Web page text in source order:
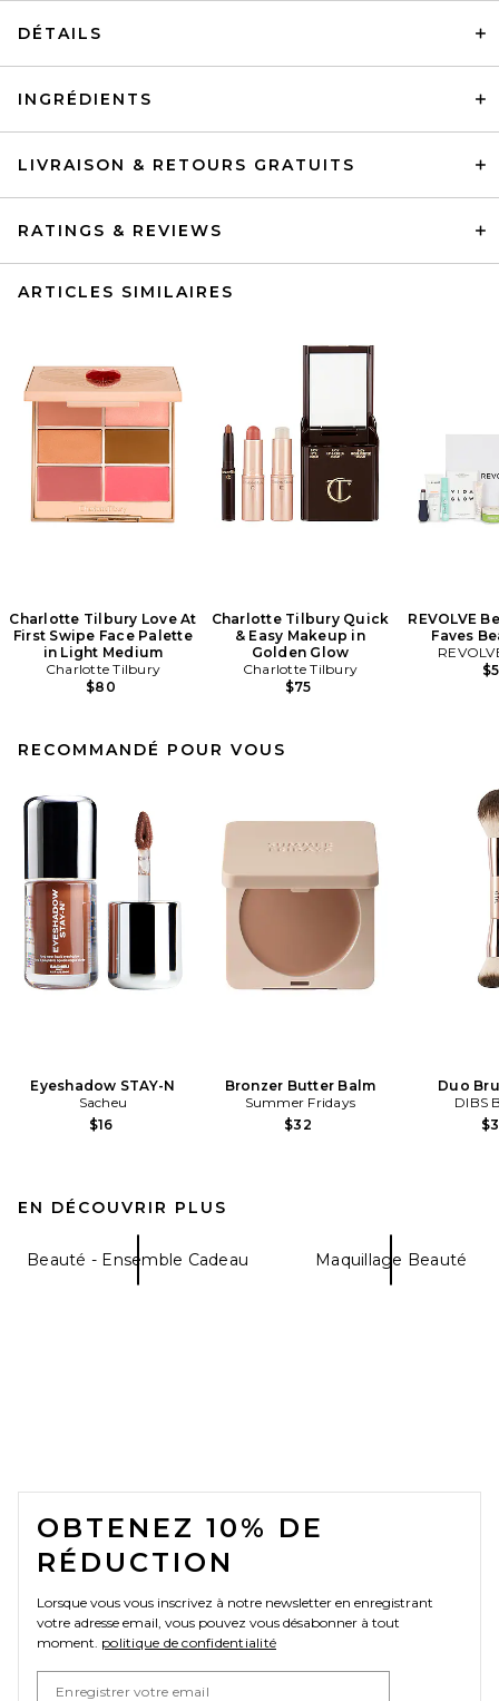
DÉTAILS
INGRÉDIENTS
LIVRAISON & RETOURS GRATUITS
RATINGS & REVIEWS
ARTICLES SIMILAIRES
Charlotte Tilbury Love At
First Swipe Face Palette
in Light Medium
Charlotte Tilbury
$80
Charlotte Tilbury Quick
& Easy Makeup in
Golden Glow
Charlotte Tilbury
$75
REVOLVE
Faves
RECOMMANDÉ POUR VOUS
Eyeshadow STAY-N
Sacheu
$16
Bronzer Butter Balm
Summer Fridays
$32
Duo
DIBS
EN DÉCOUVRIR PLUS
Beauté - Ensemble Cadeau Maquillage Beauté
FOOTER
OBTENEZ 10% DE
RÉDUCTION
Lorsque vous vous inscrivez à notre newsletter en enregistrant
votre adresse email, vous pouvez vous désabonner à tout
moment. politique de confidentialité